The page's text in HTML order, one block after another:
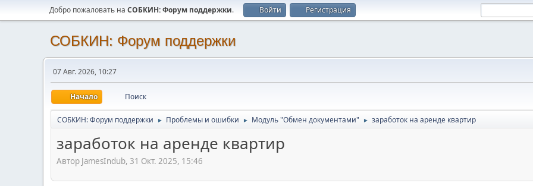
Добро пожаловать на СОБКИН: Форум поддержки. Войти Регистрация
СОБКИН: Форум поддержки
07 Авг. 2026, 10:27
Начало Поиск
СОБКИН: Форум поддержки ► Проблемы и ошибки ► Модуль "Обмен документами" ► заработок на аренде квартир
заработок на аренде квартир
Автор JamesIndub, 31 Окт. 2025, 15:46